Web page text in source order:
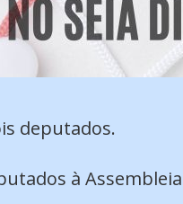
deputados.
à